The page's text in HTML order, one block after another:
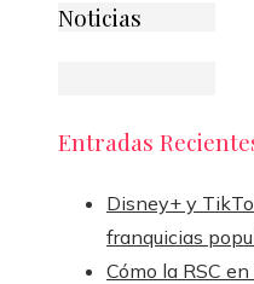
Noticias
Entradas
Disney+ y
franquicias
Cómo la RSC